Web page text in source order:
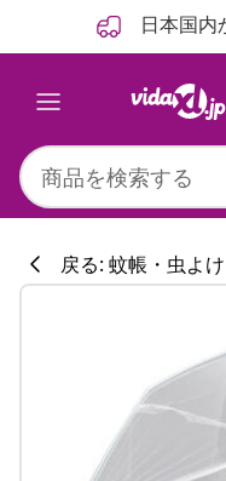
日本国内
戻る: 蚊帳・虫よ